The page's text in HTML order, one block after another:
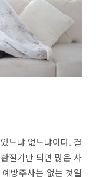
느냐 없느냐이다. 결
절기만 되면 많은 사
방주사는 없는 것일